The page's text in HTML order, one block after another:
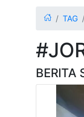
TAG
BERITA